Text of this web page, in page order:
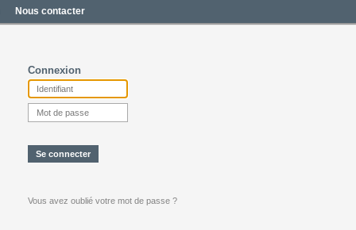
Nous contacter
Connexion
Vous avez oublié votre mot de passe ?